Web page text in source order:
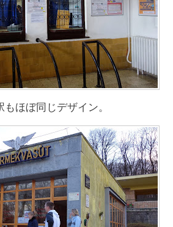
ほぼ同じデザイン。